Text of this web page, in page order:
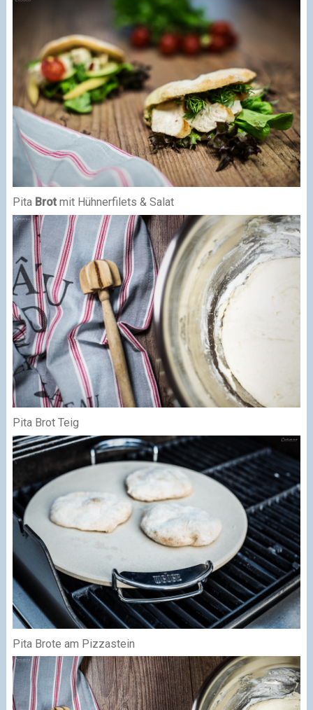
Pita Brotmit Hühnerfilets & Salat
Pita Brot Teig
Pita Brote am Pizzastein